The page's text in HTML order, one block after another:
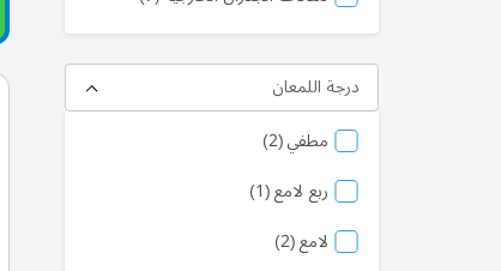
درجة اللمعان
مطفي 2منتج
ربع لامع 1منتج
لامع 2منتج